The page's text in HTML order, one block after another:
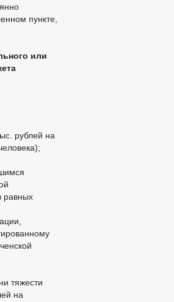
пункте,
или
рублей на
равных
тяжести
на